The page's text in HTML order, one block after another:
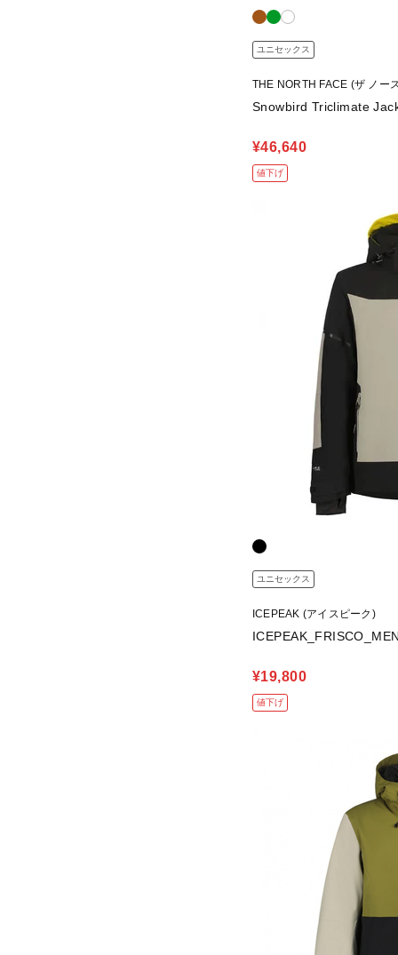
ユニセックス
THE NORTH FACE (ザ ノー
Snowbird Triclimate
¥46,640
値下げ
ユニセックス
ICEPEAK (アイスピーク)
¥19,800
値下げ